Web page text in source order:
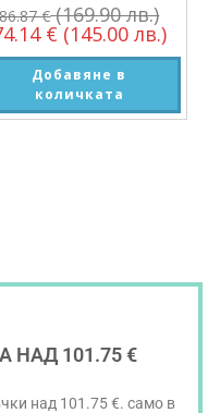
86.87€ (169.90 лв.)
€ (145.00 лв.)
Добавяне в
количката
НАД 101.75 €
над 101.75 €. само в